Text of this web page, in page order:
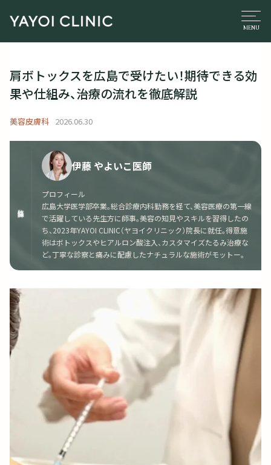
肩ボトックスを広島で受けたい！期待できる効
果や仕組み、治療の流れを徹底解説
美容皮膚科 2026.06.30
伊藤 やよいこ医師
プロフィール
広島大学医学部卒業。総合診療内科勤務を経て、美容医療の第一線
で活躍している先生方に師事。美容の知見やスキルを習得したの
ち、2023年YAYOI CLINIC（ヤヨイクリニック）院長に就任。得意施
術はボトックスやヒアルロン酸注入、カスタマイズたるみ治療な
ど。丁寧な診察と痛みに配慮したナチュラルな施術がモットー。